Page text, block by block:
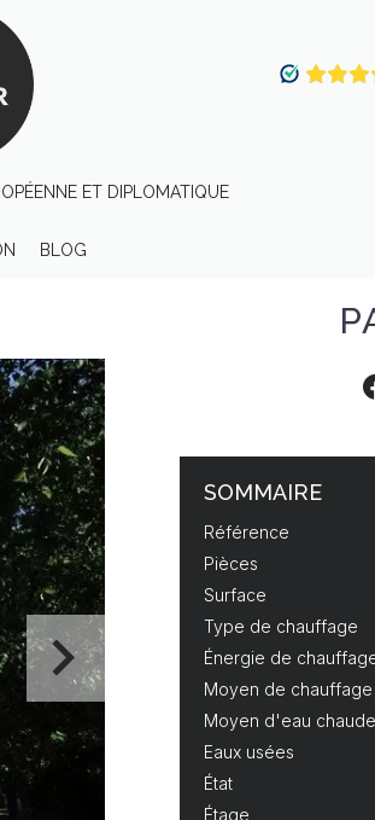
ET DIPLOMATIQUE
BLOG
SOMMAIRE
Référence
Pièces
Surface
Type de chauffage
Énergie de
Moyen de chauffage
Moyen d'eau chaude
Eaux usées
État
Étage